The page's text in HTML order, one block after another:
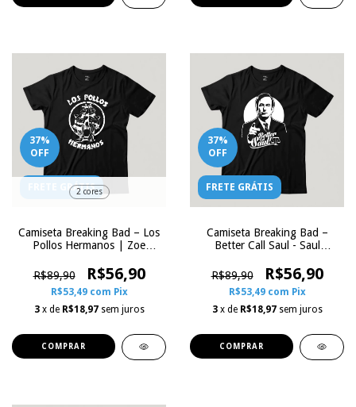
37%
OFF
FRETE GRÁTIS
2 cores
Camiseta Breaking Bad – Los
Pollos Hermanos | Zoe
R$89,90
R$56,90
R$53,49 com Pix
3 x de R$18,97 sem juros
COMPRAR
37%
OFF
FRETE GRÁTIS
Camiseta Breaking Bad –
Better Call Saul - Saul
R$89,90
R$56,90
R$53,49 com Pix
3 x de R$18,97 sem juros
COMPRAR